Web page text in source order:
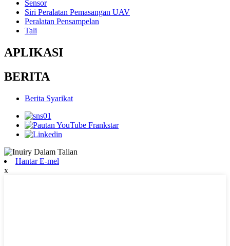
Sensor
Siri Peralatan Pemasangan UAV
Peralatan Pensampelan
Tali
APLIKASI
BERITA
Berita Syarikat
Hantar E-mel
x